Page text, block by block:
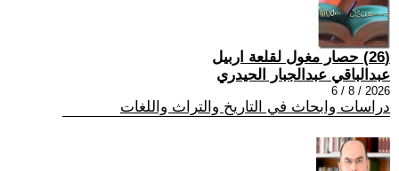
(26) حصار مغول لقلعة اربيل
عبدالباقي عبدالجبار الحيدري
2026 / 8 / 6
دراسات وابحاث في التاريخ والتراث واللغات